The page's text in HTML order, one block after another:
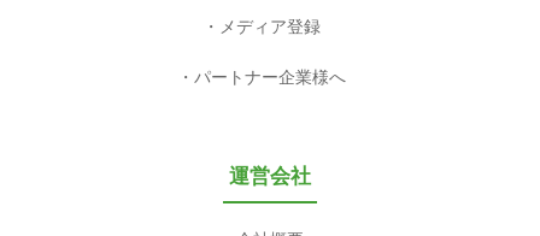
メディア登録
パートナー企業様へ
運営会社